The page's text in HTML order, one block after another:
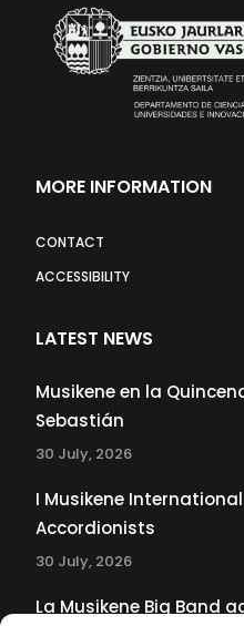
MORE INFORMATION
CONTACT
ACCESSIBILITY
LATEST NEWS
Musikene en la
Sebastián
30 July, 2026
I Musikene
Accordionists
30 July, 2026
La Musikene Big Band